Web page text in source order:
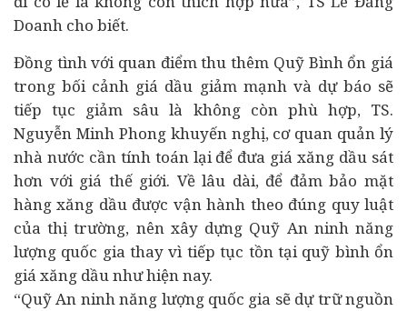
Doanh cho biết.
Đồng tình với quan điểm thu thêm Quỹ Bình ổn giá
trong bối cảnh giá dầu giảm mạnh và dự báo sẽ
tiếp tục giảm sâu là không còn phù hợp, TS.
Nguyễn Minh Phong khuyến nghị, cơ quan quản lý
nhà nước cần tính toán lại để đưa giá xăng dầu sát
hơn với giá thế giới. Về lâu dài, để đảm bảo mặt
hàng xăng dầu được vận hành theo đúng quy luật
của thị trường, nên xây dựng Quỹ An ninh năng
lượng quốc gia thay vì tiếp tục tồn tại quỹ bình ổn
giá xăng dầu như hiện nay.
“Quỹ An ninh năng lượng quốc gia sẽ dự trữ nguồn